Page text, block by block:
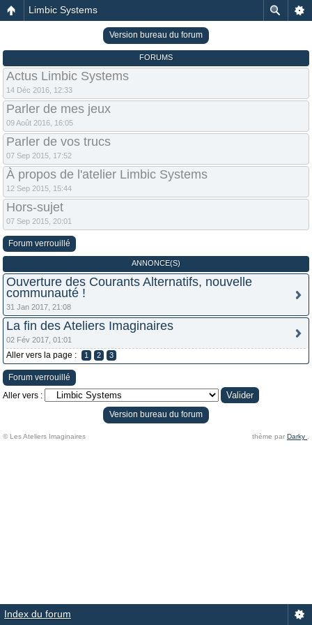
Limbic Systems
Version bureau du forum
FORUMS
Actus Limbic Systems
14 Déc 2016, 12:33
Parler de mes jeux
09 Août 2016, 16:05
Parler de vos trucs
07 Sep 2015, 17:52
À propos de l'atelier Limbic Systems
12 Sep 2015, 15:44
Hors-sujet
07 Sep 2015, 20:01
Forum verrouillé
ANNONCE(S)
Ouverture des Courants Alternatifs, nouvelle
communauté !
31 Jan 2017, 21:08
La fin des Ateliers Imaginaires
02 Fév 2017, 01:01
Aller vers la page : 1 2 3
Forum verrouillé
Aller vers :
Version bureau du forum
© Les Ateliers Imaginaires thème par Darky
Index du forum